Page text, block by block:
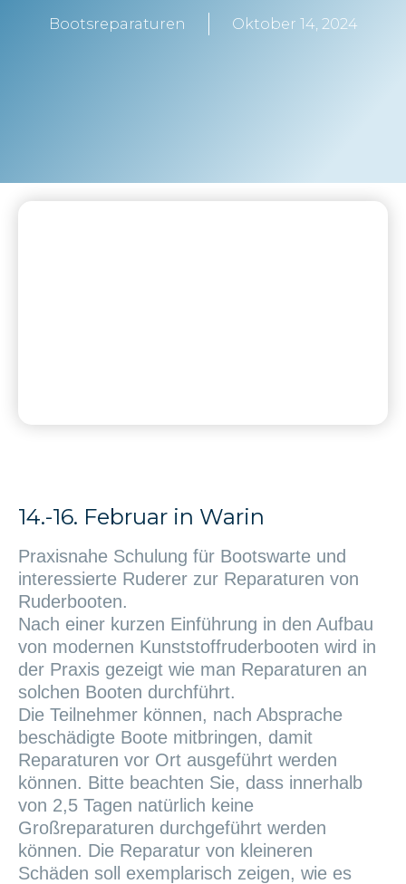
Bootsreparaturen Oktober 14, 2024
14.-16. Februar in Warin
Praxisnahe Schulung für Bootswarte und
interessierte Ruderer zur Reparaturen von
Ruderbooten.
Nach einer kurzen Einführung in den Aufbau
von modernen Kunststoffruderbooten wird in
der Praxis gezeigt wie man Reparaturen an
solchen Booten durchführt.
Die Teilnehmer können, nach Absprache
beschädigte Boote mitbringen, damit
Reparaturen vor Ort ausgeführt werden
können. Bitte beachten Sie, dass innerhalb
von 2,5 Tagen natürlich keine
Großreparaturen durchgeführt werden
können. Die Reparatur von kleineren
Schäden soll exemplarisch zeigen, wie es